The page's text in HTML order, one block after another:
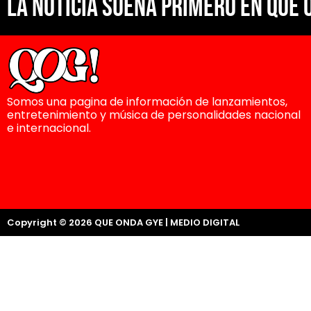
La noticia suena primero en Que
Somos una pagina de información de lanzamientos,
entretenimiento y música de personalidades nacional
e internacional.
Copyright © 2026 QUE ONDA GYE | MEDIO DIGITAL